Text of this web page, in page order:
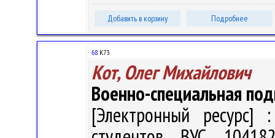
Добавить в корзину Подробнее
68 К73
Кот, Олег Михайлович
Военно-специальная
[Электронный ресурс]